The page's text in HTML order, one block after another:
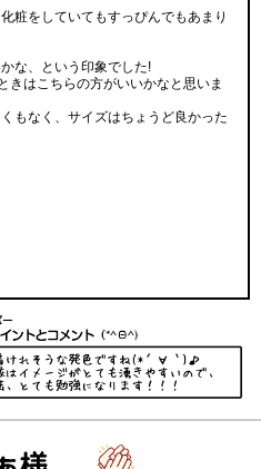
粧をしていてもすっぴんでもあまり
な、という印象でした!
きはこちらの方がいいかなと思いま
もなく、サイズはちょうど良かった